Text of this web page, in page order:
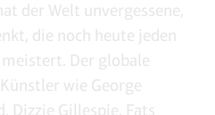
der Welt unvergessene,
die noch heute jeden
Der globale
wie George
Dizzie Gillespie, Fats